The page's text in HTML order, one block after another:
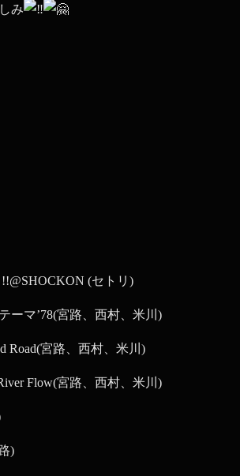
み
(セトリ)
ーマ’78(宮路、西村、米川)
Road(宮路、西村、米川)
Flow(宮路、西村、米川)
)